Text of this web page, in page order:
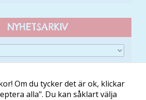
NYHETSARKIV
Om du tycker det är ok, klickar
alla". Du kan såklart välja